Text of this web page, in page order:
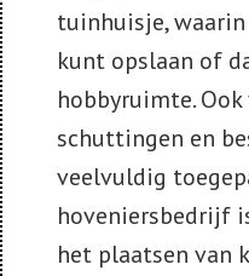
tuinhuisje,
kunt opslaan of
hobbyruimte. Ook
schuttingen en
veelvuldig
hoveniersbedrijf
het plaatsen van